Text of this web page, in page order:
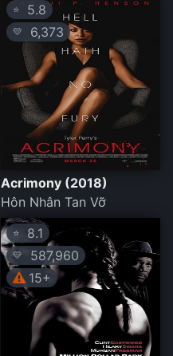
⭐ 5.8
💛 6,373
Acrimony (2018)
Hôn Nhân Tan Vỡ
⭐ 8.1
💛
587,960
15+